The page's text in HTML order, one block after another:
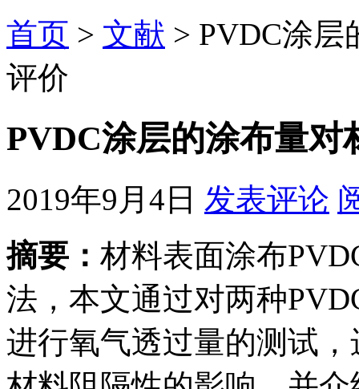
首页 > 文献 > PVDC涂
评价
PVDC涂层的涂布量对
2019年9月4日 发表评论
摘要： 材料表面涂布
法，本文通过对两种
进行氧气透过量的测试